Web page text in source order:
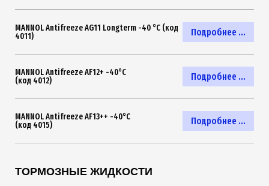
Подробнее ...
MANNOL Antifreeze AG11 Longterm -40 °C (код
4011)
Подробнее ...
MANNOL Antifreeze AF12+ -40°C
(код 4012)
Подробнее ...
MANNOL Antifreeze AF13++ -40°C
(код 4015)
ТОРМОЗНЫЕ ЖИДКОСТИ